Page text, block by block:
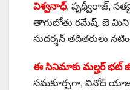
విశ్వనాధ్, పృథ్వీరాజ్‌,
తాగుబోతు రమేష్. జె మిని
సుదర్శన్ తదితరులు
ఈ సినిమాకు మల్హర్
సమకూర్చగా, వినోద్